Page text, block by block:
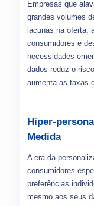
Empresas que
grandes volumes
lacunas na oferta,
consumidores e
necessidades
dados reduz o
aumenta as taxas
Hiper-
Medida
A era da
consumidores
preferências
mesmo aos seus